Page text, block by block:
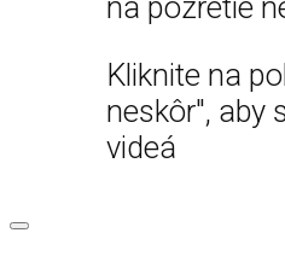
na pozretie
Kliknite na
neskôr", aby
videá